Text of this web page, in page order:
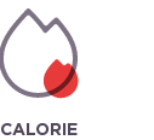
CALORIE